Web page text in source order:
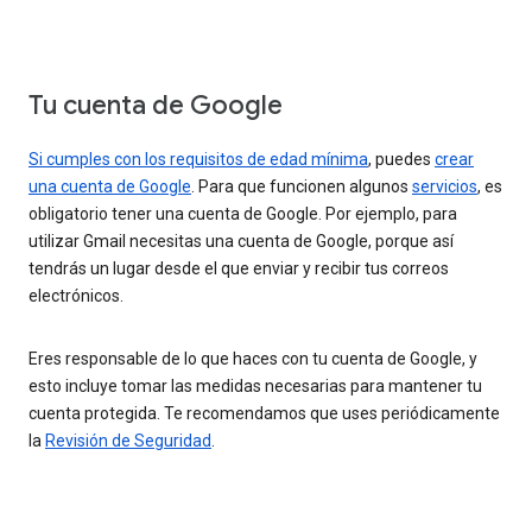
Tu cuenta de Google
Si cumples con los requisitos de edad mínima, puedes crear
una cuenta de Google. Para que funcionen algunos servicios, es
obligatorio tener una cuenta de Google. Por ejemplo, para
utilizar Gmail necesitas una cuenta de Google, porque así
tendrás un lugar desde el que enviar y recibir tus correos
electrónicos.
Eres responsable de lo que haces con tu cuenta de Google, y
esto incluye tomar las medidas necesarias para mantener tu
cuenta protegida. Te recomendamos que uses periódicamente
la Revisión de Seguridad.